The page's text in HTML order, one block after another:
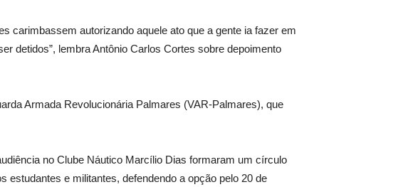
carimbassem autorizando aquele ato que a gente ia fazer em
detidos”, lembra Antônio Carlos Cortes sobre depoimento
Armada Revolucionária Palmares (VAR-Palmares), que
no Clube Náutico Marcílio Dias formaram um círculo
e militantes, defendendo a opção pelo 20 de